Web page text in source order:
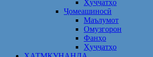
Ҳуҷҷатҳо
Ҷомеашиносӣ
Маълумот
Омузгорон
Фанҳо
Ҳуҷҷатҳо